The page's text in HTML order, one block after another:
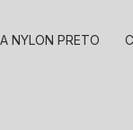
NYLON PRETO